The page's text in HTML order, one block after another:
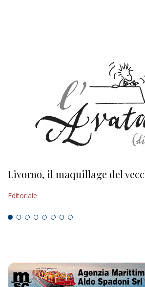
Livorno, il maquillage del
Editoriale